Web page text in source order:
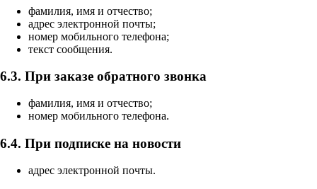
фамилия, имя и отчество;
адрес электронной почты;
номер мобильного телефона;
текст сообщения.
6.3. При заказе обратного звонка
фамилия, имя и отчество;
номер мобильного телефона.
6.4. При подписке на новости
адрес электронной почты.